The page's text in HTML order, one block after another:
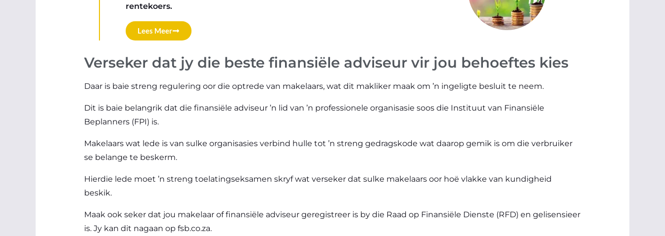
rentekoers.
Lees Meer
Verseker dat jy die beste finansiële adviseur vir jou behoeftes kies
Daar is baie streng regulering oor die optrede van makelaars, wat dit makliker maak om ’n ingeligte besluit te neem.
Dit is baie belangrik dat die finansiële adviseur ’n lid van ’n professionele organisasie soos die Instituut van Finansiële
Beplanners (FPI) is.
Makelaars wat lede is van sulke organisasies verbind hulle tot ’n streng gedragskode wat daarop gemik is om die verbruiker
se belange te beskerm.
Hierdie lede moet ’n streng toelatingseksamen skryf wat verseker dat sulke makelaars oor hoë vlakke van kundigheid
beskik.
Maak ook seker dat jou makelaar of finansiële adviseur geregistreer is by die Raad op Finansiële Dienste (RFD) en gelisensieer
is. Jy kan dit nagaan op fsb.co.za.